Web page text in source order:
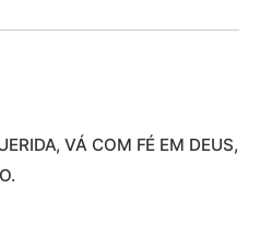
VÁ COM FÉ EM DEUS,